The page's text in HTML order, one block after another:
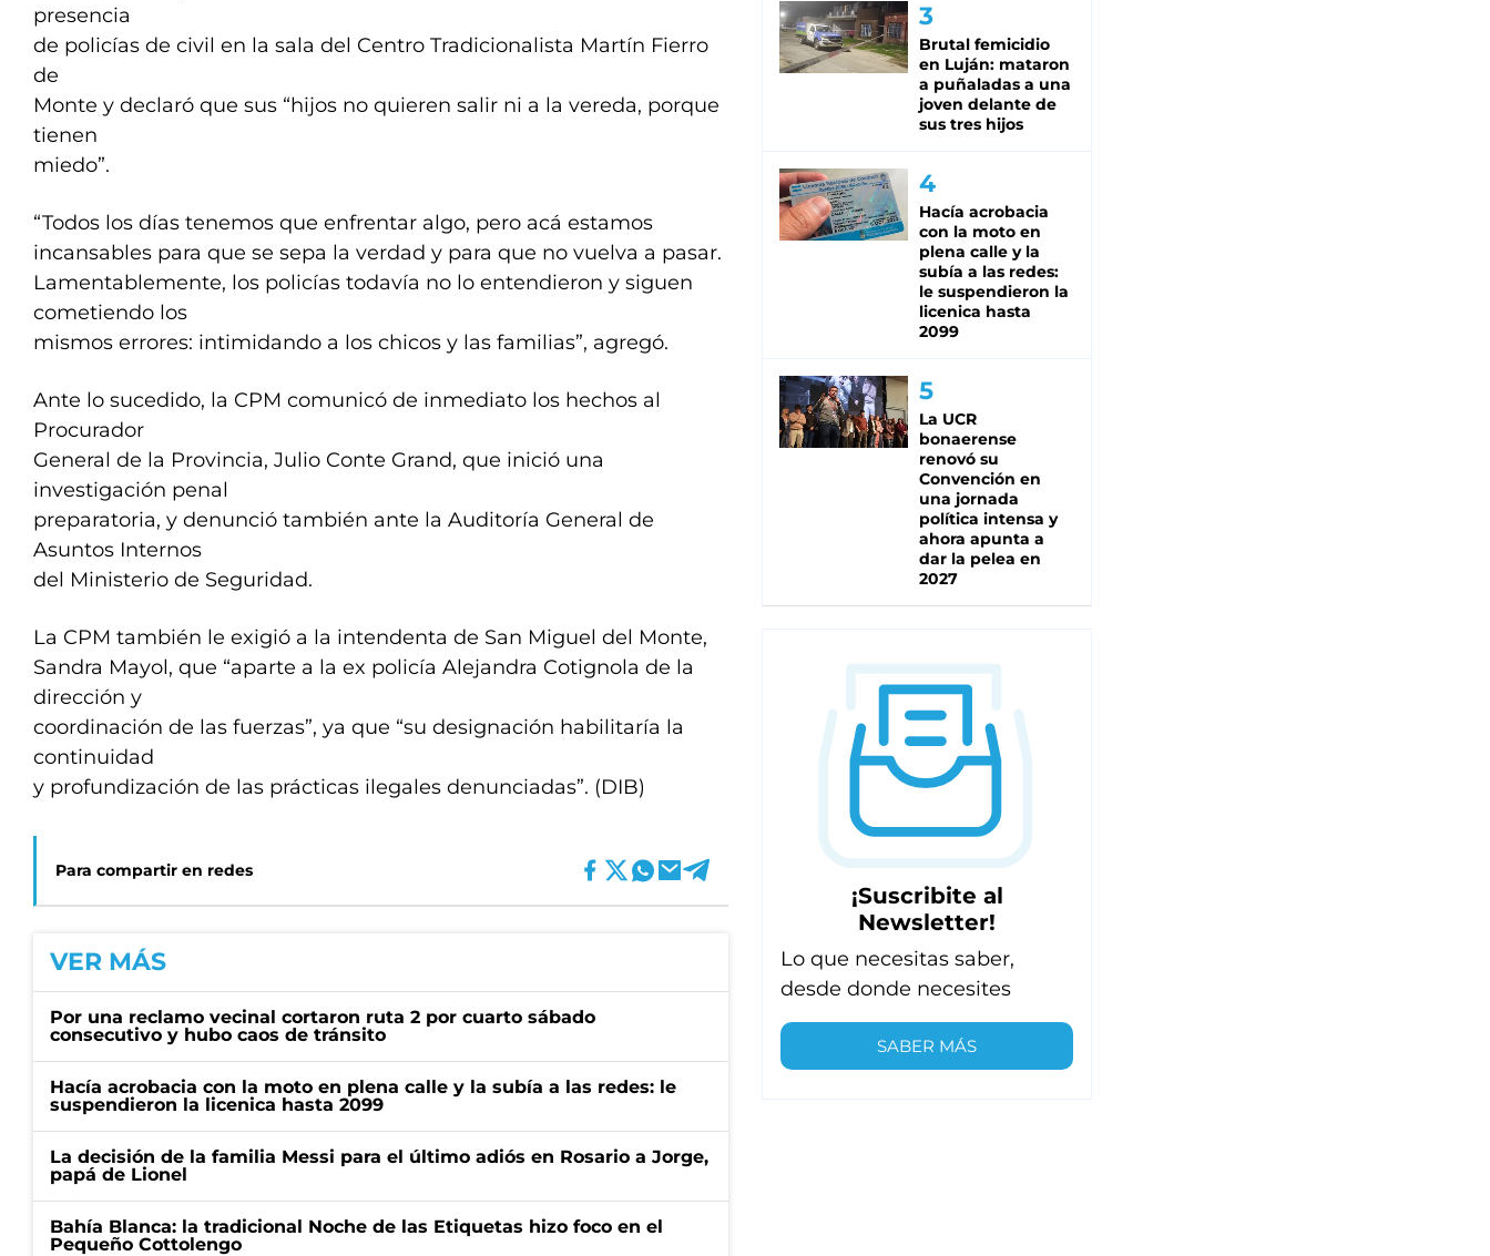
presencia
de policías de civil en la sala del Centro Tradicionalista Martín Fierro
de
Monte y declaró que sus “hijos no quieren salir ni a la vereda, porque
tienen
miedo”.
“Todos los días tenemos que enfrentar algo, pero acá estamos
incansables para que se sepa la verdad y para que no vuelva a pasar.
Lamentablemente, los policías todavía no lo entendieron y siguen
cometiendo los
mismos errores: intimidando a los chicos y las familias”, agregó.
Ante lo sucedido, la CPM comunicó de inmediato los hechos al
Procurador
General de la Provincia, Julio Conte Grand, que inició una
investigación penal
preparatoria, y denunció también ante la Auditoría General de
Asuntos Internos
del Ministerio de Seguridad.
La CPM también le exigió a la intendenta de San Miguel del Monte,
Sandra Mayol, que “aparte a la ex policía Alejandra Cotignola de la
dirección y
coordinación de las fuerzas”, ya que “su designación habilitaría la
continuidad
y profundización de las prácticas ilegales denunciadas”. (DIB)
Para compartir en redes
VER MÁS
Por una reclamo vecinal cortaron ruta 2 por cuarto sábado
consecutivo y hubo caos de tránsito
Hacía acrobacia con la moto en plena calle y la subía a las redes: le
suspendieron la licenica hasta 2099
La decisión de la familia Messi para el último adiós en Rosario a Jorge,
papá de Lionel
Bahía Blanca: la tradicional Noche de las Etiquetas hizo foco en el
Pequeño Cottolengo
Brutal femicidio
en Luján: mataron
a puñaladas a una
joven delante de
sus tres hijos
Hacía acrobacia
con la moto en
plena calle y la
subía a las redes:
le suspendieron la
licenica hasta
2099
La UCR
bonaerense
renovó su
Convención en
una jornada
política intensa y
ahora apunta a
dar la pelea en
2027
¡Suscribite al
Newsletter!
Lo que necesitas saber,
desde donde necesites
SABER MÁS